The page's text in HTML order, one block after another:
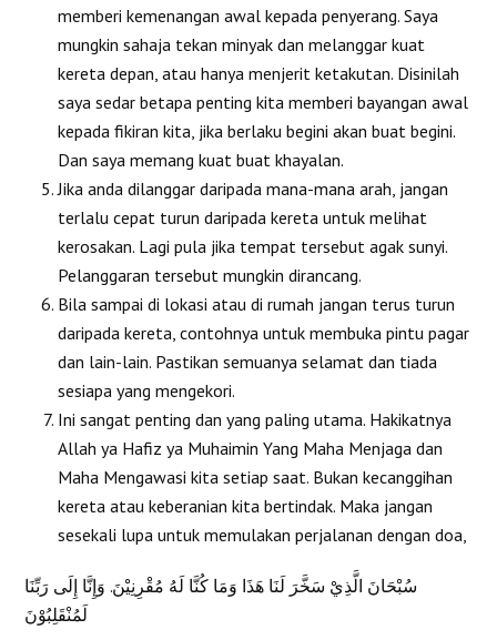
memberi kemenangan awal kepada penyerang. Saya
mungkin sahaja tekan minyak dan melanggar kuat
kereta depan, atau hanya menjerit ketakutan. Disinilah
saya sedar betapa penting kita memberi bayangan awal
kepada fikiran kita, jika berlaku begini akan buat begini.
Dan saya memang kuat buat khayalan.
Jika anda dilanggar daripada mana-mana arah, jangan
terlalu cepat turun daripada kereta untuk melihat
kerosakan. Lagi pula jika tempat tersebut agak sunyi.
Pelanggaran tersebut mungkin dirancang.
Bila sampai di lokasi atau di rumah jangan terus turun
daripada kereta, contohnya untuk membuka pintu pagar
dan lain-lain. Pastikan semuanya selamat dan tiada
sesiapa yang mengekori.
Ini sangat penting dan yang paling utama. Hakikatnya
Allah ya Hafiz ya Muhaimin Yang Maha Menjaga dan
Maha Mengawasi kita setiap saat. Bukan kecanggihan
kereta atau keberanian kita bertindak. Maka jangan
sesekali lupa untuk memulakan perjalanan dengan doa,
سُبْحَانَ الَّذِيْ سَخَّرَ لَنَا هَذَا وَمَا كُنَّا لَهُ مُقْرِنِيْنَ. وَإِنَّا إِلَى رَبِّنَا
لَمُنْقَلِبُوْنَ